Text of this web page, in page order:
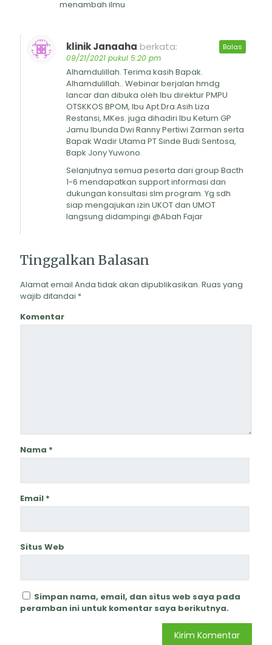
menambah ilmu
klinik Janaaha berkata:
09/21/2021 pukul 5:20 pm
Alhamdulillah. Terima kasih Bapak.
Alhamdulillah.. Webinar berjalan hmdg
lancar dan dibuka oleh Ibu direktur PMPU
OTSKKOS BPOM, Ibu Apt.Dra.Asih Liza
Restansi, MKes. juga dihadiri Ibu Ketum GP
Jamu Ibunda Dwi Ranny Pertiwi Zarman serta
Bapak Wadir Utama PT Sinde Budi Sentosa,
Bapk Jony Yuwono.
Selanjutnya semua peserta dari group Bacth
1-6 mendapatkan support informasi dan
dukungan konsultasi slm program. Yg sdh
siap mengajukan izin UKOT dan UMOT
langsung didampingi @Abah Fajar
Balas
Tinggalkan Balasan
Alamat email Anda tidak akan dipublikasikan. Ruas yang
wajib ditandai *
Komentar
Nama *
Email *
Situs Web
Simpan nama, email, dan situs web saya pada
peramban ini untuk komentar saya berikutnya.